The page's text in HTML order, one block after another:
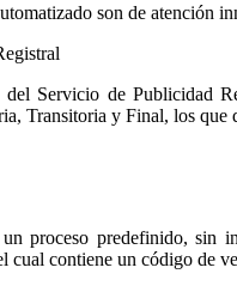
son de atención
Servicio de Publicidad
Transitoria y Final, los que
proceso predefinido,
contiene un código de